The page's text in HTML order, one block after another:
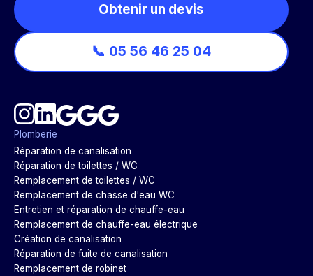
Obtenir un devis
📞 05 56 46 25 04
Plomberie
Réparation de canalisation
Réparation de toilettes / WC
Remplacement de toilettes / WC
Remplacement de chasse d'eau WC
Entretien et réparation de chauffe-eau
Remplacement de chauffe-eau électrique
Création de canalisation
Réparation de fuite de canalisation
Remplacement de robinet